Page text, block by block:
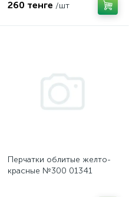
260 тенге /шт
Перчатки облитые желто-
красные №300 01341